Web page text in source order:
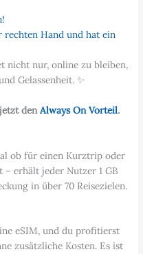
nicht nur, online zu bleiben,
Gelassenheit. ✨
denAlways On Vorteil.
ob für einen Kurztrip oder
erhält jeder Nutzer 1 GB
in über 70 Reisezielen.
eSIM, und du profitierst
zusätzliche Kosten. Es ist